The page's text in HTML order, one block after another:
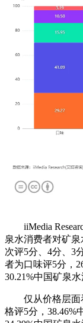
iiMedia
泉水消费者对矿泉
次评5分、4分、3
者为口味评5分，
30.21%中国矿泉
仅从价格层面看